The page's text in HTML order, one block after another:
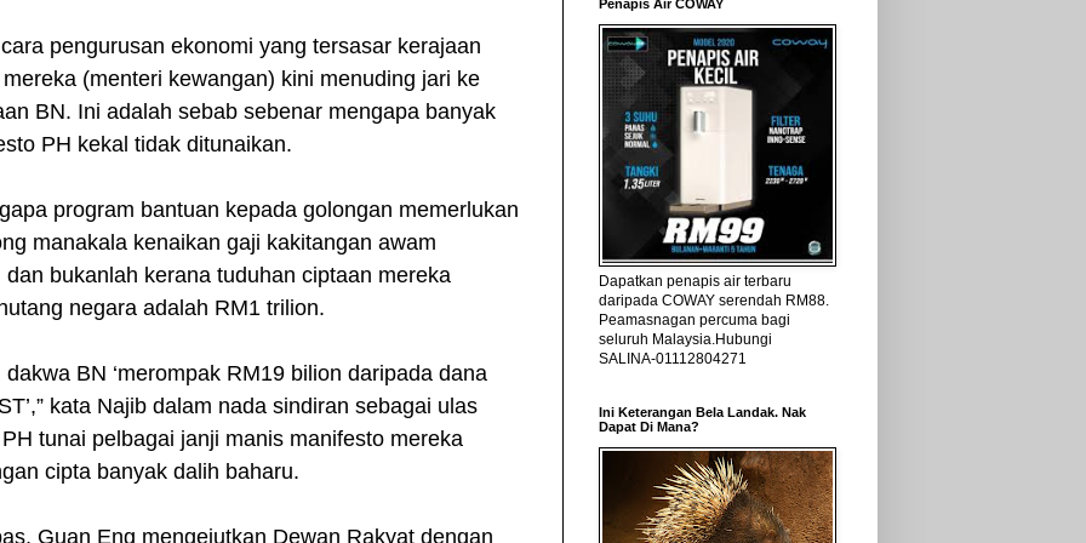
pengurusan ekonomi yang tersasar kerajaan
(menteri kewangan) kini menuding jari ke
BN. Ini adalah sebab sebenar mengapa banyak
PH kekal tidak ditunaikan.
program bantuan kepada golongan memerlukan
manakala kenaikan gaji kakitangan awam
dan bukanlah kerana tuduhan ciptaan mereka
negara adalah RM1 trilion.
dakwa BN ‘merompak RM19 bilion daripada dana
kata Najib dalam nada sindiran sebagai ulas
tunai pelbagai janji manis manifesto mereka
cipta banyak dalih baharu.
Guan Eng mengejutkan Dewan Rakyat dengan
Penapis Air COWAY
Dapatkan penapis air terbaru
daripada COWAY serendah RM88.
Peamasnagan percuma bagi
seluruh Malaysia.Hubungi
SALINA-01112804271
Ini Keterangan Bela Landak. Nak
Dapat Di Mana?